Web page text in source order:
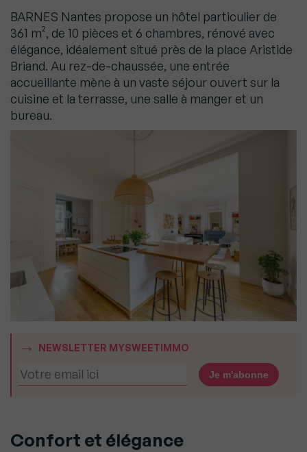
BARNES Nantes propose un hôtel particulier de
361 m², de 10 pièces et 6 chambres, rénové avec
élégance, idéalement situé près de la place Aristide
Briand. Au rez-de-chaussée, une entrée
accueillante mène à un vaste séjour ouvert sur la
cuisine et la terrasse, une salle à manger et un
bureau.
NEWSLETTER MYSWEETIMMO
Confort et élégance